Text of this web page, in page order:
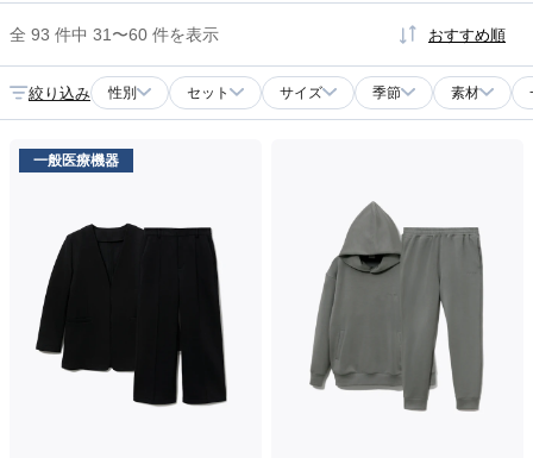
全 93 件中 31〜60 件を表示 おすすめ順
絞り込み 性別 セット サイズ 季節 素材
一般医療機器